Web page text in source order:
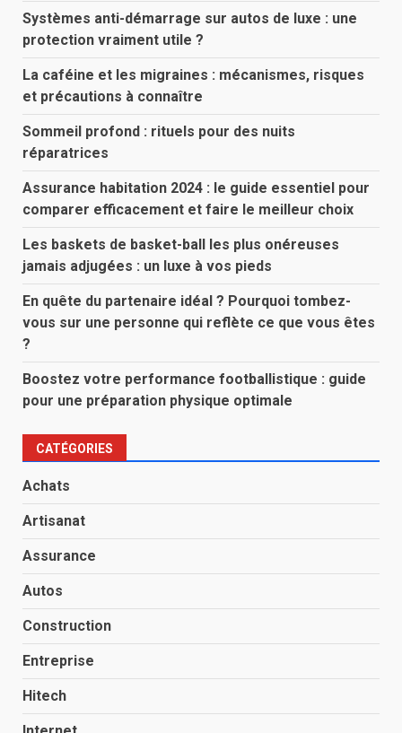
Systèmes anti-démarrage sur autos de luxe : une
protection vraiment utile ?
La caféine et les migraines : mécanismes, risques
et précautions à connaître
Sommeil profond : rituels pour des nuits
réparatrices
Assurance habitation 2024 : le guide essentiel pour
comparer efficacement et faire le meilleur choix
Les baskets de basket-ball les plus onéreuses
jamais adjugées : un luxe à vos pieds
En quête du partenaire idéal ? Pourquoi tombez-
vous sur une personne qui reflète ce que vous êtes
?
Boostez votre performance footballistique : guide
pour une préparation physique optimale
CATÉGORIES
Achats
Artisanat
Assurance
Autos
Construction
Entreprise
Hitech